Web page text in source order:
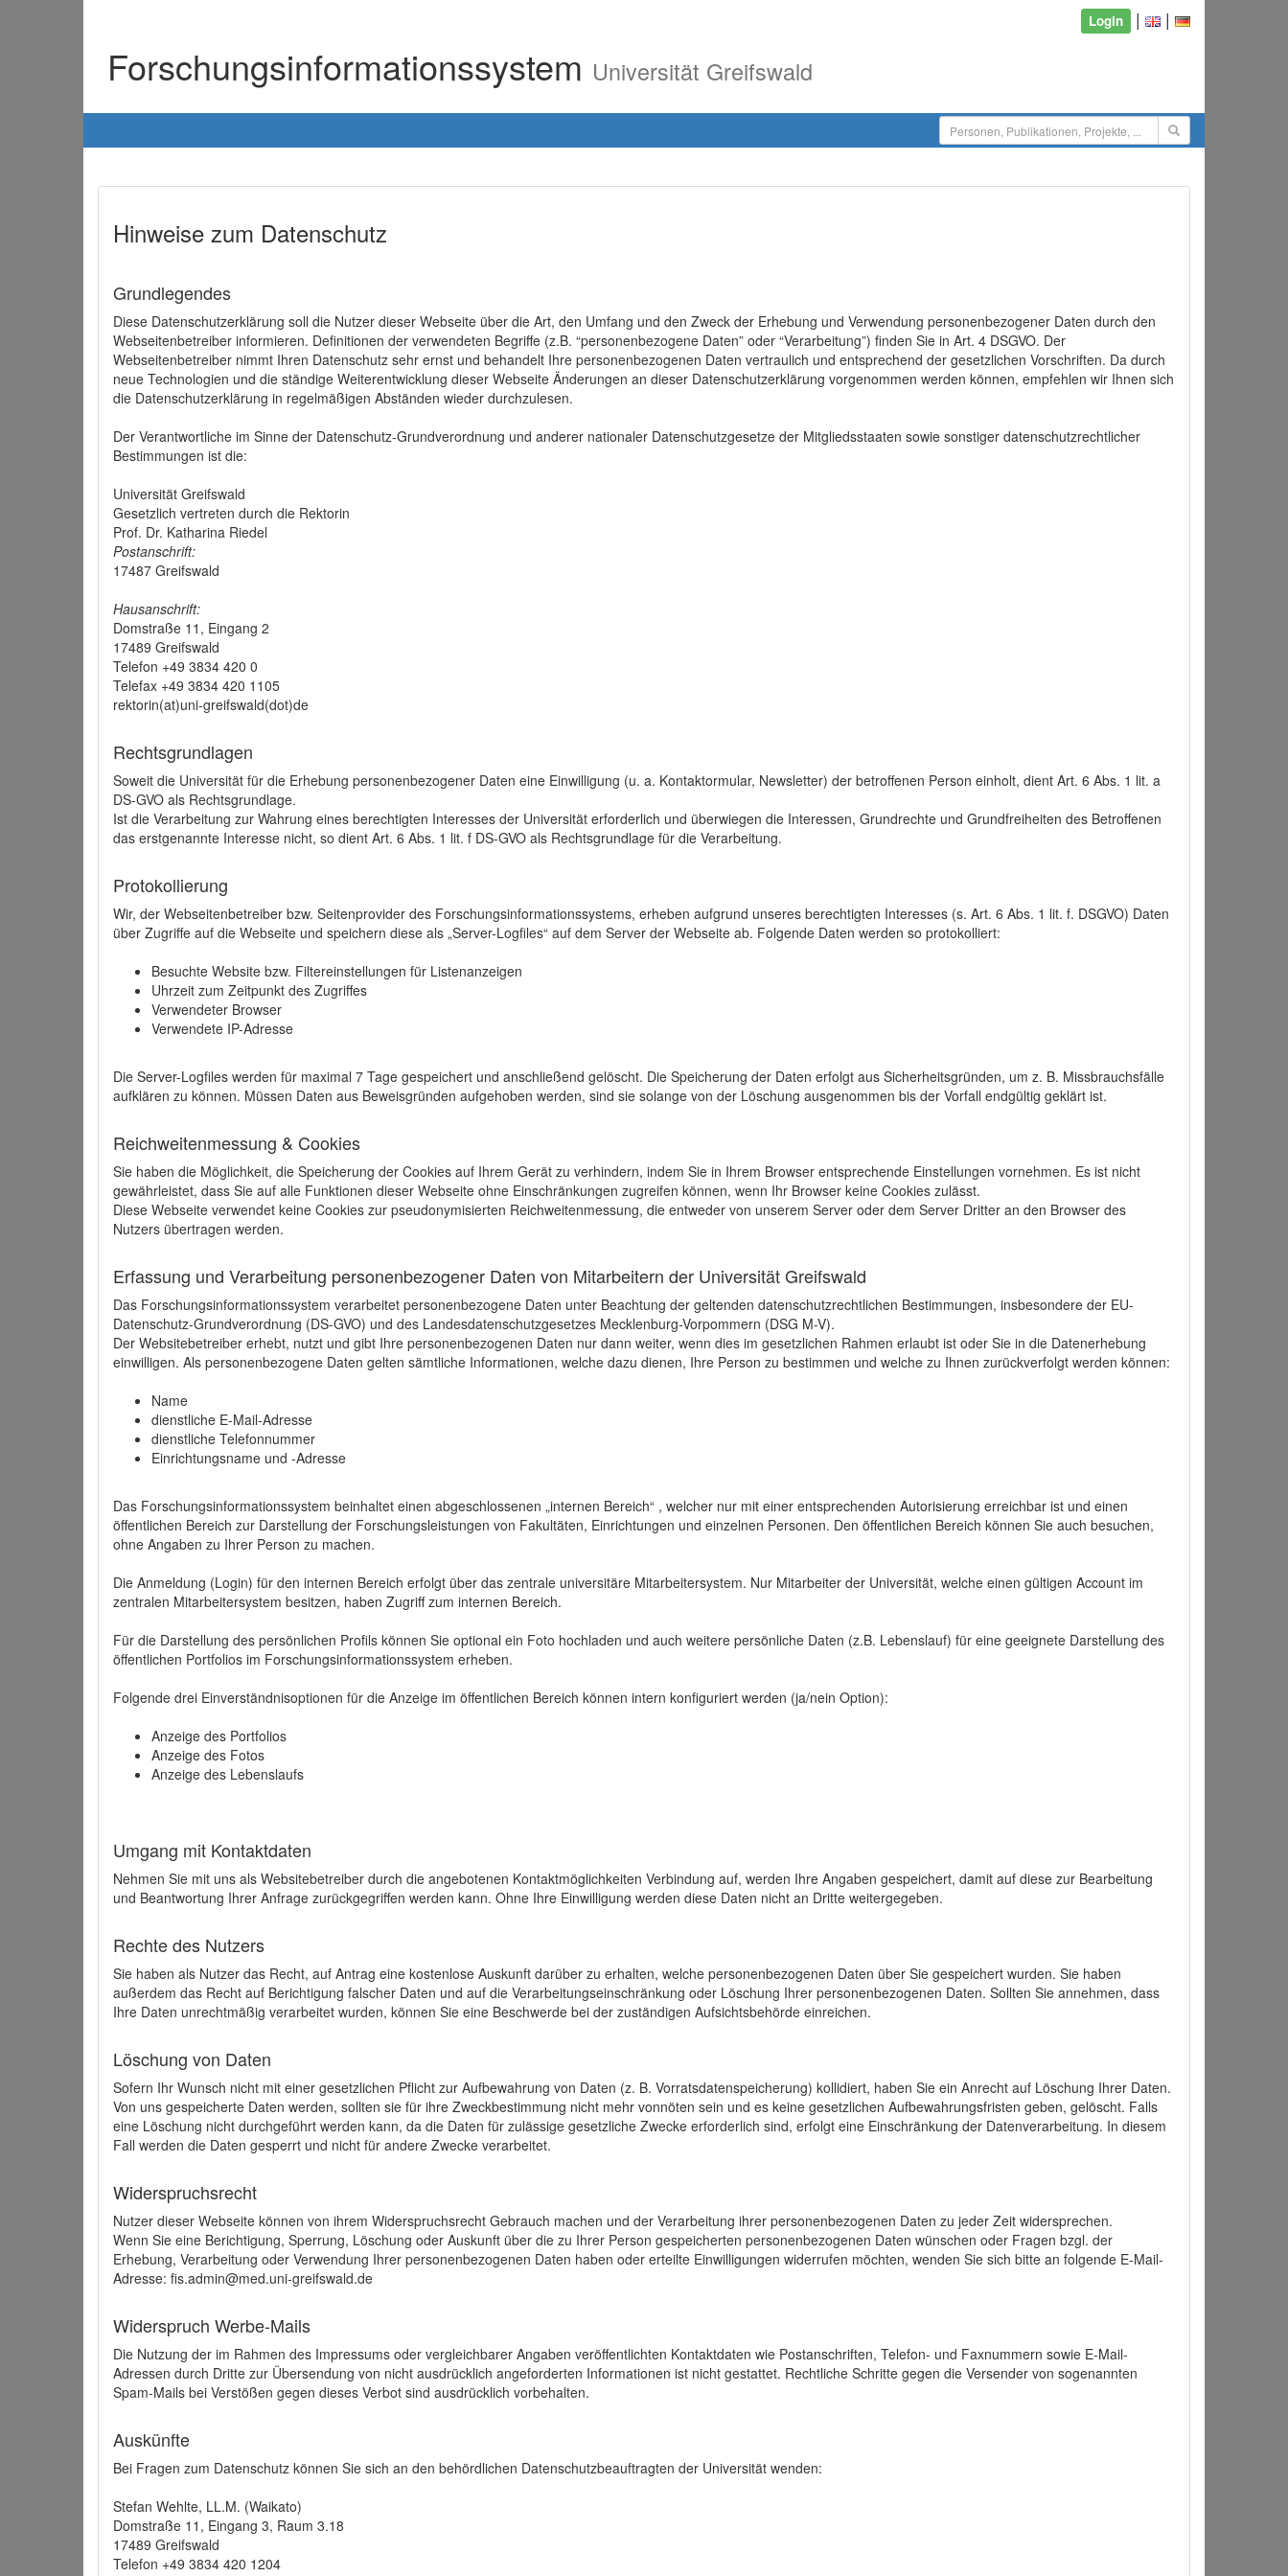
Login | |
Forschungsinformationssystem Universität Greifswald
Hinweise zum Datenschutz
Grundlegendes
Diese Datenschutzerklärung soll die Nutzer dieser Webseite über die Art, den Umfang und den Zweck der Erhebung und Verwendung personenbezogener Daten durch den
Webseitenbetreiber informieren. Definitionen der verwendeten Begriffe (z.B. “personenbezogene Daten” oder “Verarbeitung”) finden Sie in Art. 4 DSGVO. Der
Webseitenbetreiber nimmt Ihren Datenschutz sehr ernst und behandelt Ihre personenbezogenen Daten vertraulich und entsprechend der gesetzlichen Vorschriften. Da durch
neue Technologien und die ständige Weiterentwicklung dieser Webseite Änderungen an dieser Datenschutzerklärung vorgenommen werden können, empfehlen wir Ihnen sich
die Datenschutzerklärung in regelmäßigen Abständen wieder durchzulesen.
Der Verantwortliche im Sinne der Datenschutz-Grundverordnung und anderer nationaler Datenschutzgesetze der Mitgliedsstaaten sowie sonstiger datenschutzrechtlicher
Bestimmungen ist die:
Universität Greifswald
Gesetzlich vertreten durch die Rektorin
Prof. Dr. Katharina Riedel
Postanschrift:
17487 Greifswald
Hausanschrift:
Domstraße 11, Eingang 2
17489 Greifswald
Telefon +49 3834 420 0
Telefax +49 3834 420 1105
rektorin(at)uni-greifswald(dot)de
Rechtsgrundlagen
Soweit die Universität für die Erhebung personenbezogener Daten eine Einwilligung (u. a. Kontaktormular, Newsletter) der betroffenen Person einholt, dient Art. 6 Abs. 1 lit. a
DS-GVO als Rechtsgrundlage.
Ist die Verarbeitung zur Wahrung eines berechtigten Interesses der Universität erforderlich und überwiegen die Interessen, Grundrechte und Grundfreiheiten des Betroffenen
das erstgenannte Interesse nicht, so dient Art. 6 Abs. 1 lit. f DS-GVO als Rechtsgrundlage für die Verarbeitung.
Protokollierung
Wir, der Webseitenbetreiber bzw. Seitenprovider des Forschungsinformationssystems, erheben aufgrund unseres berechtigten Interesses (s. Art. 6 Abs. 1 lit. f. DSGVO) Daten
über Zugriffe auf die Webseite und speichern diese als „Server-Logfiles“ auf dem Server der Webseite ab. Folgende Daten werden so protokolliert:
Besuchte Website bzw. Filtereinstellungen für Listenanzeigen
Uhrzeit zum Zeitpunkt des Zugriffes
Verwendeter Browser
Verwendete IP-Adresse
Die Server-Logfiles werden für maximal 7 Tage gespeichert und anschließend gelöscht. Die Speicherung der Daten erfolgt aus Sicherheitsgründen, um z. B. Missbrauchsfälle
aufklären zu können. Müssen Daten aus Beweisgründen aufgehoben werden, sind sie solange von der Löschung ausgenommen bis der Vorfall endgültig geklärt ist.
Reichweitenmessung & Cookies
Sie haben die Möglichkeit, die Speicherung der Cookies auf Ihrem Gerät zu verhindern, indem Sie in Ihrem Browser entsprechende Einstellungen vornehmen. Es ist nicht
gewährleistet, dass Sie auf alle Funktionen dieser Webseite ohne Einschränkungen zugreifen können, wenn Ihr Browser keine Cookies zulässt.
Diese Webseite verwendet keine Cookies zur pseudonymisierten Reichweitenmessung, die entweder von unserem Server oder dem Server Dritter an den Browser des
Nutzers übertragen werden.
Erfassung und Verarbeitung personenbezogener Daten von Mitarbeitern der Universität Greifswald
Das Forschungsinformationssystem verarbeitet personenbezogene Daten unter Beachtung der geltenden datenschutzrechtlichen Bestimmungen, insbesondere der EU-
Datenschutz-Grundverordnung (DS-GVO) und des Landesdatenschutzgesetzes Mecklenburg-Vorpommern (DSG M-V).
Der Websitebetreiber erhebt, nutzt und gibt Ihre personenbezogenen Daten nur dann weiter, wenn dies im gesetzlichen Rahmen erlaubt ist oder Sie in die Datenerhebung
einwilligen. Als personenbezogene Daten gelten sämtliche Informationen, welche dazu dienen, Ihre Person zu bestimmen und welche zu Ihnen zurückverfolgt werden können:
Name
dienstliche E-Mail-Adresse
dienstliche Telefonnummer
Einrichtungsname und -Adresse
Das Forschungsinformationssystem beinhaltet einen abgeschlossenen „internen Bereich“ , welcher nur mit einer entsprechenden Autorisierung erreichbar ist und einen
öffentlichen Bereich zur Darstellung der Forschungsleistungen von Fakultäten, Einrichtungen und einzelnen Personen. Den öffentlichen Bereich können Sie auch besuchen,
ohne Angaben zu Ihrer Person zu machen.
Die Anmeldung (Login) für den internen Bereich erfolgt über das zentrale universitäre Mitarbeitersystem. Nur Mitarbeiter der Universität, welche einen gültigen Account im
zentralen Mitarbeitersystem besitzen, haben Zugriff zum internen Bereich.
Für die Darstellung des persönlichen Profils können Sie optional ein Foto hochladen und auch weitere persönliche Daten (z.B. Lebenslauf) für eine geeignete Darstellung des
öffentlichen Portfolios im Forschungsinformationssystem erheben.
Folgende drei Einverständnisoptionen für die Anzeige im öffentlichen Bereich können intern konfiguriert werden (ja/nein Option):
Anzeige des Portfolios
Anzeige des Fotos
Anzeige des Lebenslaufs
Umgang mit Kontaktdaten
Nehmen Sie mit uns als Websitebetreiber durch die angebotenen Kontaktmöglichkeiten Verbindung auf, werden Ihre Angaben gespeichert, damit auf diese zur Bearbeitung
und Beantwortung Ihrer Anfrage zurückgegriffen werden kann. Ohne Ihre Einwilligung werden diese Daten nicht an Dritte weitergegeben.
Rechte des Nutzers
Sie haben als Nutzer das Recht, auf Antrag eine kostenlose Auskunft darüber zu erhalten, welche personenbezogenen Daten über Sie gespeichert wurden. Sie haben
außerdem das Recht auf Berichtigung falscher Daten und auf die Verarbeitungseinschränkung oder Löschung Ihrer personenbezogenen Daten. Sollten Sie annehmen, dass
Ihre Daten unrechtmäßig verarbeitet wurden, können Sie eine Beschwerde bei der zuständigen Aufsichtsbehörde einreichen.
Löschung von Daten
Sofern Ihr Wunsch nicht mit einer gesetzlichen Pflicht zur Aufbewahrung von Daten (z. B. Vorratsdatenspeicherung) kollidiert, haben Sie ein Anrecht auf Löschung Ihrer Daten.
Von uns gespeicherte Daten werden, sollten sie für ihre Zweckbestimmung nicht mehr vonnöten sein und es keine gesetzlichen Aufbewahrungsfristen geben, gelöscht. Falls
eine Löschung nicht durchgeführt werden kann, da die Daten für zulässige gesetzliche Zwecke erforderlich sind, erfolgt eine Einschränkung der Datenverarbeitung. In diesem
Fall werden die Daten gesperrt und nicht für andere Zwecke verarbeitet.
Widerspruchsrecht
Nutzer dieser Webseite können von ihrem Widerspruchsrecht Gebrauch machen und der Verarbeitung ihrer personenbezogenen Daten zu jeder Zeit widersprechen.
Wenn Sie eine Berichtigung, Sperrung, Löschung oder Auskunft über die zu Ihrer Person gespeicherten personenbezogenen Daten wünschen oder Fragen bzgl. der
Erhebung, Verarbeitung oder Verwendung Ihrer personenbezogenen Daten haben oder erteilte Einwilligungen widerrufen möchten, wenden Sie sich bitte an folgende E-Mail-
Adresse: fis.admin@med.uni-greifswald.de
Widerspruch Werbe-Mails
Die Nutzung der im Rahmen des Impressums oder vergleichbarer Angaben veröffentlichten Kontaktdaten wie Postanschriften, Telefon- und Faxnummern sowie E-Mail-
Adressen durch Dritte zur Übersendung von nicht ausdrücklich angeforderten Informationen ist nicht gestattet. Rechtliche Schritte gegen die Versender von sogenannten
Spam-Mails bei Verstößen gegen dieses Verbot sind ausdrücklich vorbehalten.
Auskünfte
Bei Fragen zum Datenschutz können Sie sich an den behördlichen Datenschutzbeauftragten der Universität wenden:
Stefan Wehlte, LL.M. (Waikato)
Domstraße 11, Eingang 3, Raum 3.18
17489 Greifswald
Telefon +49 3834 420 1204